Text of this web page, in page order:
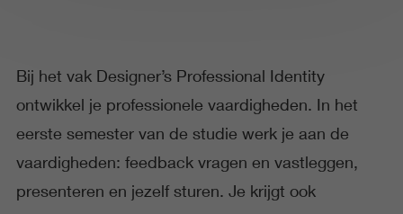
Bij het vak Designer’s Professional Identity
ontwikkel je professionele vaardigheden. In het
eerste semester van de studie werk je aan de
vaardigheden: feedback vragen en vastleggen,
presenteren en jezelf sturen. Je krijgt ook